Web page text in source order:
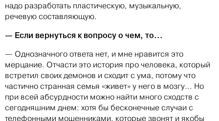
надо разработать пластическую, музыкальную,
речевую составляющую.
— Если вернуться к вопросу о чем, то...
— Однозначного ответа нет, и мне нравится это
мерцание. Отчасти это история про человека, который
встретил своих демонов и сходит с ума, потому что
частично странная семья «живет» у него в мозгу... Но
при всей абсурдности можно найти много сходств с
сегодняшним днем: хотя бы бесконечные случаи с
телефонными мошенниками, которые звонят и якобы